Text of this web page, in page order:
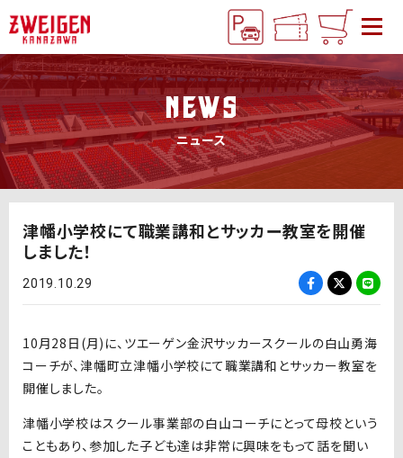
NEWS
ニュース
津幡小学校にて職業講和とサッカー教室を開催
しました！
2019.10.29
10月28日(月)に、ツエーゲン金沢サッカースクールの白山勇海
コーチが、津幡町立津幡小学校にて職業講和とサッカー教室を
開催しました。
津幡小学校はスクール事業部の白山コーチにとって母校という
こともあり、参加した子ども達は非常に興味をもって話を聞い